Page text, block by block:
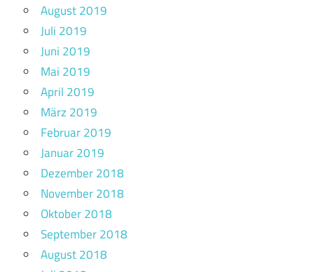
August 2019
Juli 2019
Juni 2019
Mai 2019
April 2019
März 2019
Februar 2019
Januar 2019
Dezember 2018
November 2018
Oktober 2018
September 2018
August 2018